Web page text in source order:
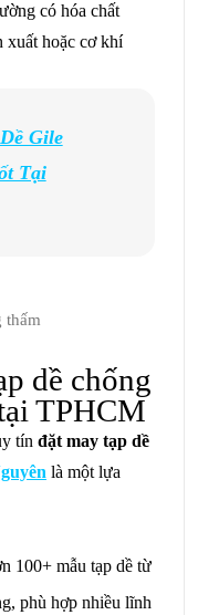
có hóa chất
xuất hoặc cơ khí
Gile
Tại
thấm
dề chống
TPHCM
tín đặt may tạp dề
là một lựa
100+ mẫu tạp dề từ
phù hợp nhiều lĩnh